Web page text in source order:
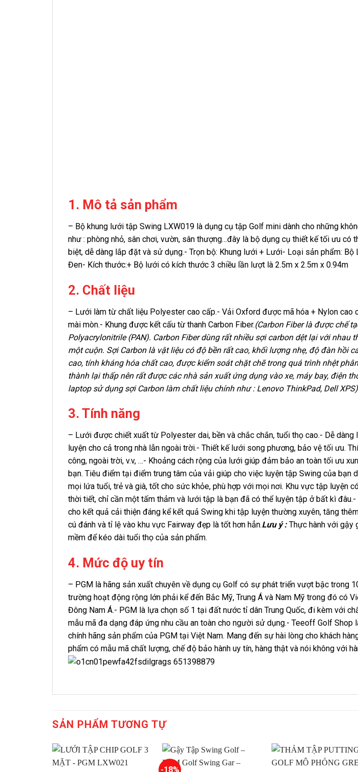
1. Mô tả sản phẩm
– Bộ khung lưới tập Swing LXW019 là dụng cụ tập Golf mini dành cho những
như : phòng nhỏ, sân chơi, vườn, sân thượng…đây là bộ dụng cụ thiết kế tối ưu có
biệt, dễ dàng lắp đặt và sử dụng.- Trọn bộ: Khung lưới + Lưới- Loại sản phẩm:
Đen- Kích thước:+ Bộ lưới có kích thước 3 chiều lần lượt là 2.5m x 2.5m x 0.94m
2. Chất liệu
– Lưới làm từ chất liệu Polyester cao cấp.- Vải Oxford được mã hóa + Nylon cao
mài mòn.- Khung được kết cấu từ thanh Carbon Fiber.(Carbon Fiber là được chế
Polyacrylonitrile (PAN). Carbon Fiber dùng rất nhiều sợi carbon dệt lại với nhau
một cuộn. Sợi Carbon là vật liệu có độ bền rất cao, khối lượng nhẹ, độ đàn hồi
cao, tính kháng hóa chất cao, được kiểm soát chặt chẽ trong quá trình nhệt
thành lại thấp nên rất được các nhà sản xuất ứng dụng vào xe, máy bay, điện
laptop sử dụng sợi Carbon làm chất liệu chính như : Lenovo ThinkPad, Dell
3. Tính năng
– Lưới được chiết xuất từ Polyester dai, bền và chắc chắn, tuổi thọ cao.- Dễ
luyện cho cả trong nhà lẫn ngoài trời.- Thiết kế lưới song phương, bảo vệ tối ưu.
công, ngoài trời, v.v, …- Khoảng cách rộng của lưới giúp đảm bảo an toàn tối ưu
bạn. Tiêu điểm tại điểm trung tâm của vải giúp cho việc luyện tập Swing của bạn
mọi lứa tuổi, trẻ và già, tốt cho sức khỏe, phù hợp với mọi nơi. Khu vực tập luyện
thời tiết, chỉ cần một tấm thảm và lưới tập là bạn đã có thể luyện tập ở bất kì
cho kết quả cải thiện đáng kể kết quả Swing khi tập luyện thường xuyên, tăng
cú đánh và tỉ lệ vào khu vực Fairway đẹp là tốt hơn hẳn.Lưu ý : Thực hành với gậy
mềm để kéo dài tuổi thọ của sản phẩm.
4. Mức độ uy tín
– PGM là hãng sản xuất chuyên về dụng cụ Golf có sự phát triển vượt bậc trong
trường hoạt động rộng lớn phải kể đến Bắc Mỹ, Trung Á và Nam Mỹ trong đó có
Đông Nam Á.- PGM là lựa chọn số 1 tại đất nước tỉ dân Trung Quốc, đi kèm với
mẫu mã đa dạng đáp ứng nhu cầu an toàn cho người sử dụng.- Teeoff Golf Shop
chính hãng sản phẩm của PGM tại Việt Nam. Mang đến sự hài lòng cho khách
phẩm có mẫu mã chất lượng, chế độ bảo hành uy tín, hàng thật và nói không với
SẢN PHẨM TƯƠNG TỰ
-18%